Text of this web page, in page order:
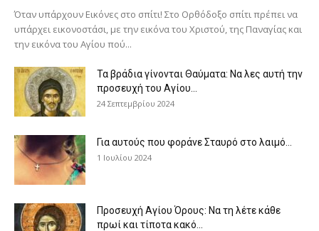
Όταν υπάρχουν Εικόνες στο σπίτι! Στο Ορθόδοξο σπίτι πρέπει να
υπάρχει εικονοστάσι, με την εικόνα του Χριστού, της Παν­αγίας και
την εικόνα του Αγίου πού...
Τα βράδια γίνονται Θαύματα: Να λες αυτή την
προσευχή του Αγίου...
24 Σεπτεμβρίου 2024
Για αυτούς που φοράνε Σταυρό στο λαιμό…
1 Ιουλίου 2024
Προσευχή Αγίου Όρους: Να τη λέτε κάθε
πρωί και τίποτα κακό...